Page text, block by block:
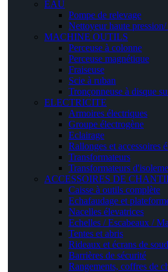
EAU
Pompe de relevage
Nettoyeur haute
MACHINE OUTILS
Perceuse à colonne
Perceuse magnétique
Fraiseuse
Scie à ruban
Tronçonneuse à disque
ELECTRICITE
Armoires électriques
Groupe électrogène
Eclairage
Rallonges et accessoires
Transformateurs
Transformateurs
ACCESSOIRES DE
Caisse à outils complète
Echafaudage et
Nacelles élevatrices
Echelles / Escabeaux /
Tentes et abris
Rideaux et écrans de
Barrières de sécurité
Rangements, coffres de